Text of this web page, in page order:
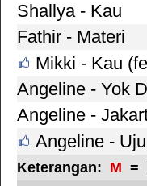
Shallya - Kau
Fathir - Materi
Mikki - Kau
Angeline - Yok
Angeline -
Angeline -
Keterangan: M =